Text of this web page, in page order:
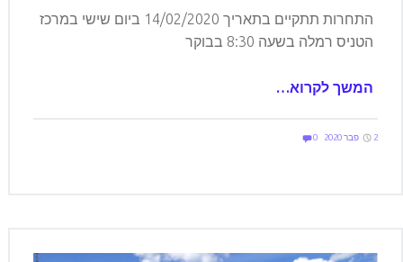
התחרות תתקיים בתאריך 14/02/2020 ביום שישי במרכז
הטניס רמלה בשעה 8:30 בבוקר
המשך לקרוא…
2 פבר 2020 Comments:0